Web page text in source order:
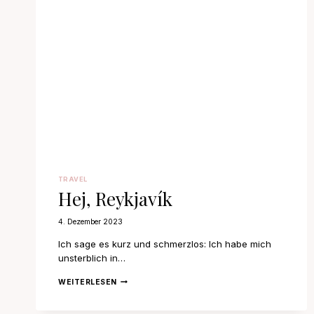
TRAVEL
Hej, Reykjavík
4. Dezember 2023
Ich sage es kurz und schmerzlos: Ich habe mich
unsterblich in…
WEITERLESENHEJ,